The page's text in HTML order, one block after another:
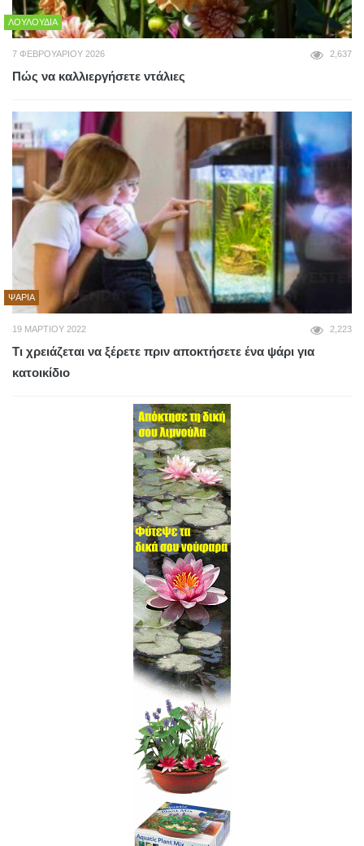
ΛΟΥΛΟΎΔΙΑ
7 ΦΕΒΡΟΥΑΡΊΟΥ 2026 2,637
Πώς να καλλιεργήσετε ντάλιες
ΨΆΡΙΑ
19 ΜΑΡΤΊΟΥ 2022 2,223
Τι χρειάζεται να ξέρετε πριν αποκτήσετε ένα ψάρι για
κατοικίδιο